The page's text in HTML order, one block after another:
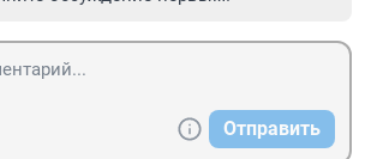
Отправить